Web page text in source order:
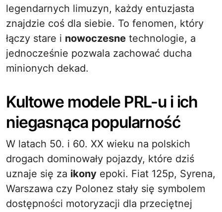
legendarnych limuzyn, każdy entuzjasta
znajdzie coś dla siebie. To fenomen, który
łączy stare i nowoczesne technologie, a
jednocześnie pozwala zachować ducha
minionych dekad.
Kultowe modele PRL-u i ich
niegasnąca popularność
W latach 50. i 60. XX wieku na polskich
drogach dominowały pojazdy, które dziś
uznaje się za ikony epoki. Fiat 125p, Syrena,
Warszawa czy Polonez stały się symbolem
dostępności motoryzacji dla przeciętnej